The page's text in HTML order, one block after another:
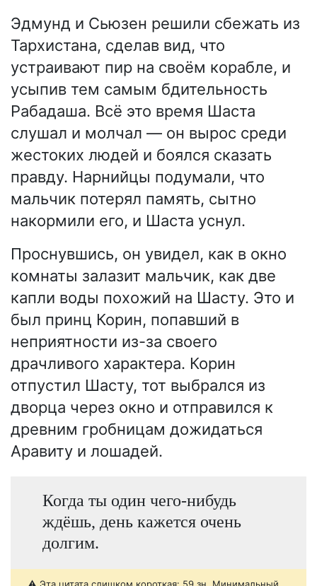
Эдмунд и Сьюзен решили сбежать из
Тархистана, сделав вид, что
устраивают пир на своём корабле, и
усыпив тем самым бдительность
Рабадаша. Всё это время Шаста
слушал и молчал — он вырос среди
жестоких людей и боялся сказать
правду. Нарнийцы подумали, что
мальчик потерял память, сытно
накормили его, и Шаста уснул.
Проснувшись, он увидел, как в окно
комнаты залазит мальчик, как две
капли воды похожий на Шасту. Это и
был принц Корин, попавший в
неприятности из-за своего
драчливого характера. Корин
отпустил Шасту, тот выбрался из
дворца через окно и отправился к
древним гробницам дожидаться
Аравиту и лошадей.
Когда ты один чего-нибудь
ждёшь, день кажется очень
долгим.